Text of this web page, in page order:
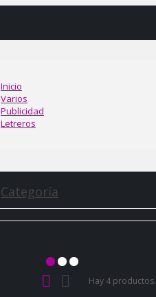
Inicio
Varios
Publicidad
Letreros
Categoría
Hay 4 productos.